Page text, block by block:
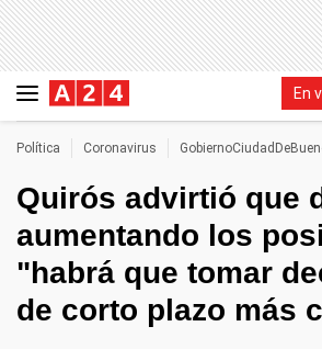
En
Política Coronavirus
Quirós advirtió que
aumentando los
"habrá que tomar
de corto plazo más